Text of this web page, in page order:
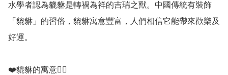
水學者認為貔貅是轉禍為祥的吉瑞之獸。中國傳統有裝飾
「貔貅」的習俗，貔貅寓意豐富，人們相信它能帶來歡樂及
好運。
❤️貔貅的寓意💁‍♀️